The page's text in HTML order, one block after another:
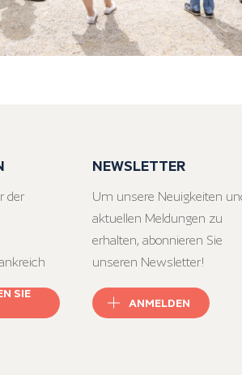
der
SIE
NEWSLETTER
Um unsere Neuigkeiten
aktuellen Meldungen zu
erhalten, abonnieren Sie
unseren Newsletter!
ANMELDEN